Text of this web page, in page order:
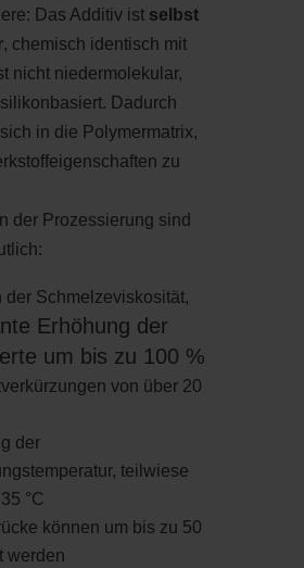
Das Additiv ist selbst
, chemisch identisch mit
nicht niedermolekular,
Dadurch
in die Polymermatrix,
zu
der Prozessierung sind
der Schmelzeviskosität,
Erhöhung der
um bis zu 100 %
von über 20
der
teilwiese
°C
können um bis zu 50
werden